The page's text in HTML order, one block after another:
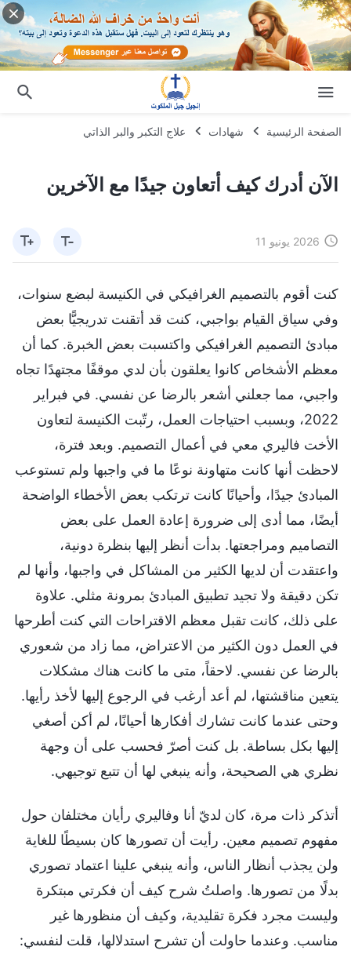
الصفحة الرئيسية شهادات علاج التكبر والبر الذاتي
الآن أدرك كيف أتعاون جيدًا مع الآخرين
2026 يونيو 11
كنت أقوم بالتصميم الغرافيكي في الكنيسة لبضع سنوات،
وفي سياق القيام بواجبي، كنت قد أتقنت تدريجيًّا بعض
مبادئ التصميم الغرافيكي واكتسبت بعض الخبرة. كما أن
معظم الأشخاص كانوا يعلقون بأن لدي موقفًا مجتهدًا تجاه
واجبي، مما جعلني أشعر بالرضا عن نفسي. في فبراير
2022، وبسبب احتياجات العمل، رتّبت الكنيسة لتعاون
الأخت فاليري معي في أعمال التصميم. وبعد فترة،
لاحظت أنها كانت متهاونة نوعًا ما في واجبها ولم تستوعب
المبادئ جيدًا، وأحيانًا كانت ترتكب بعض الأخطاء الواضحة
أيضًا، مما أدى إلى ضرورة إعادة العمل على بعض
التصاميم ومراجعتها. بدأت أنظر إليها بنظرة دونية،
واعتقدت أن لديها الكثير من المشاكل في واجبها، وأنها لم
تكن دقيقة ولا تجيد تطبيق المبادئ بمرونة مثلي. علاوة
على ذلك، كانت تقبل معظم الاقتراحات التي كنت أطرحها
في العمل دون الكثير من الاعتراض، مما زاد من شعوري
بالرضا عن نفسي. لاحقاً، متى ما كانت هناك مشكلات
يتعين مناقشتها، لم أعد أرغب في الرجوع إليها لأخذ رأيها.
وحتى عندما كانت تشارك أفكارها أحيانًا، لم أكن أصغي
إليها بكل بساطة. بل كنت أصرّ فحسب على أن وجهة
نظري هي الصحيحة، وأنه ينبغي لها أن تتبع توجيهي.
أتذكر ذات مرة، كان لديّ أنا وفاليري رأيان مختلفان حول
مفهوم تصميم معين. رأيت أن تصورها كان بسيطًا للغاية
ولن يجذب أنظار الناس، وأنه ينبغي علينا اعتماد تصوري
بدلًا من تصورها. واصلتُ شرح كيف أن فكرتي مبتكرة
وليست مجرد فكرة تقليدية، وكيف أن منظورها غير
مناسب. وعندما حاولت أن تشرح استدلالها، قلت لنفسي: